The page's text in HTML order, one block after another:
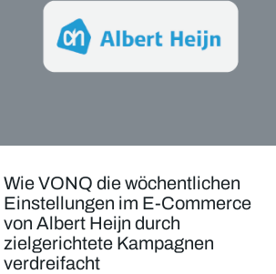
Wie VONQ die wöchentlichen
Einstellungen im E-Commerce
von Albert Heijn durch
zielgerichtete Kampagnen
verdreifacht